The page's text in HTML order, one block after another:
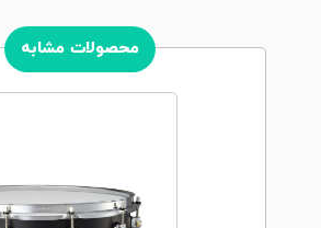
محصولات مشابه